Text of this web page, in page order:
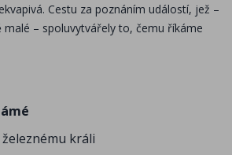
Cestu za poznáním událostí, jež –
malé – spoluvytvářely to, čemu říkáme
králi